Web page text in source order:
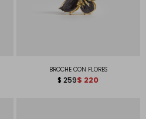
BROCHE CON FLORES
$ 259$ 220